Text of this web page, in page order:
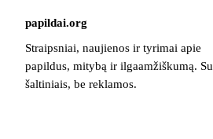
papildai.org
Straipsniai, naujienos ir tyrimai apie
papildus, mitybą ir ilgaamžiškumą. Su
šaltiniais, be reklamos.